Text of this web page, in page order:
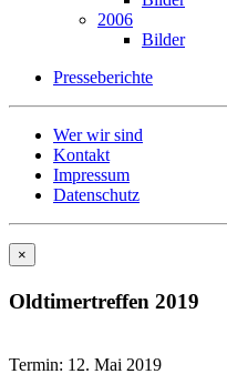
2006
Bilder
Presseberichte
Wer wir sind
Kontakt
Impressum
Datenschutz
×
Oldtimertreffen 2019
Termin: 12. Mai 2019